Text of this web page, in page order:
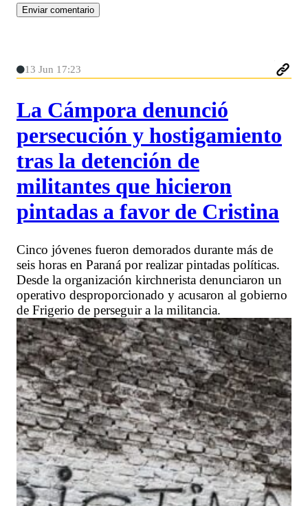
13 Jun 17:23
La Cámpora denunció
persecución y hostigamiento
tras la detención de
militantes que hicieron
pintadas a favor de Cristina
Cinco jóvenes fueron demorados durante más de
seis horas en Paraná por realizar pintadas políticas.
Desde la organización kirchnerista denunciaron un
operativo desproporcionado y acusaron al gobierno
de Frigerio de perseguir a la militancia.